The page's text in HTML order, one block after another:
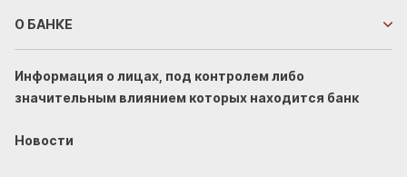
О БАНКЕ
Информация о лицах, под контролем либо
значительным влиянием которых находится банк
Новости